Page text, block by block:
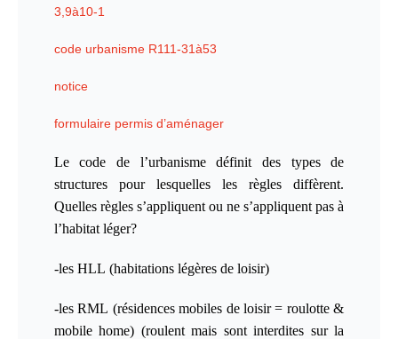
3,9à10-1
code urbanisme R111-31à53
notice
formulaire permis d’aménager
Le code de l’urbanisme définit des types de
structures pour lesquelles les règles diffèrent.
Quelles règles s’appliquent ou ne s’appliquent pas à
l’habitat léger?
-les HLL (habitations légères de loisir)
-lesRML (résidences mobiles de loisir = roulotte &
mobile home) (roulent mais sont interdites sur la